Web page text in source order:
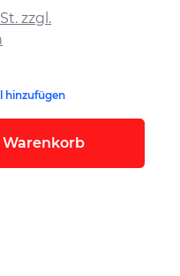
zzgl.
hinzufügen
Warenkorb